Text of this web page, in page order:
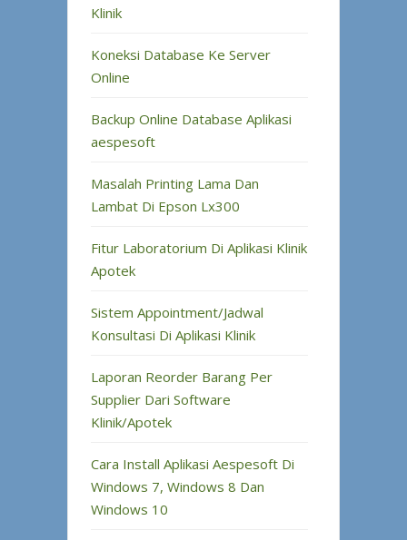
Klinik
Koneksi Database Ke Server
Online
Backup Online Database Aplikasi
aespesoft
Masalah Printing Lama Dan
Lambat Di Epson Lx300
Fitur Laboratorium Di Aplikasi Klinik
Apotek
Sistem Appointment/Jadwal
Konsultasi Di Aplikasi Klinik
Laporan Reorder Barang Per
Supplier Dari Software
Klinik/Apotek
Cara Install Aplikasi Aespesoft Di
Windows 7, Windows 8 Dan
Windows 10